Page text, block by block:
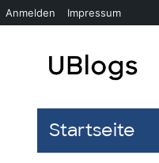
Startseite
Anmelden Impressum